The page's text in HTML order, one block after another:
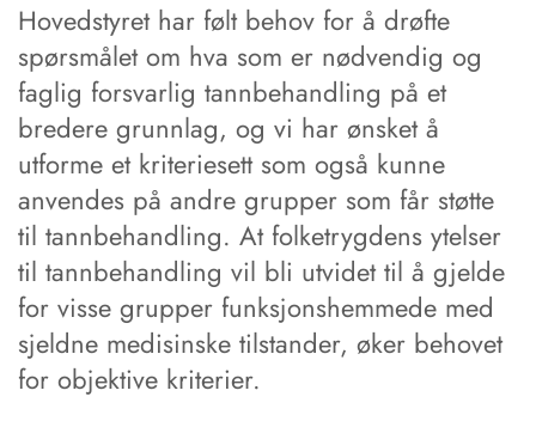
Hovedstyret har følt behov for å drøfte
spørsmålet om hva som er nødvendig og
faglig forsvarlig tannbehandling på et
bredere grunnlag, og vi har ønsket å
utforme et kriteriesett som også kunne
anvendes på andre grupper som får støtte
til tannbehandling. At folketrygdens ytelser
til tannbehandling vil bli utvidet til å gjelde
for visse grupper funksjonshemmede med
sjeldne medisinske tilstander, øker behovet
for objektive kriterier.